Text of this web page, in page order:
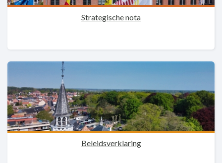
Strategische nota
Beleidsverklaring